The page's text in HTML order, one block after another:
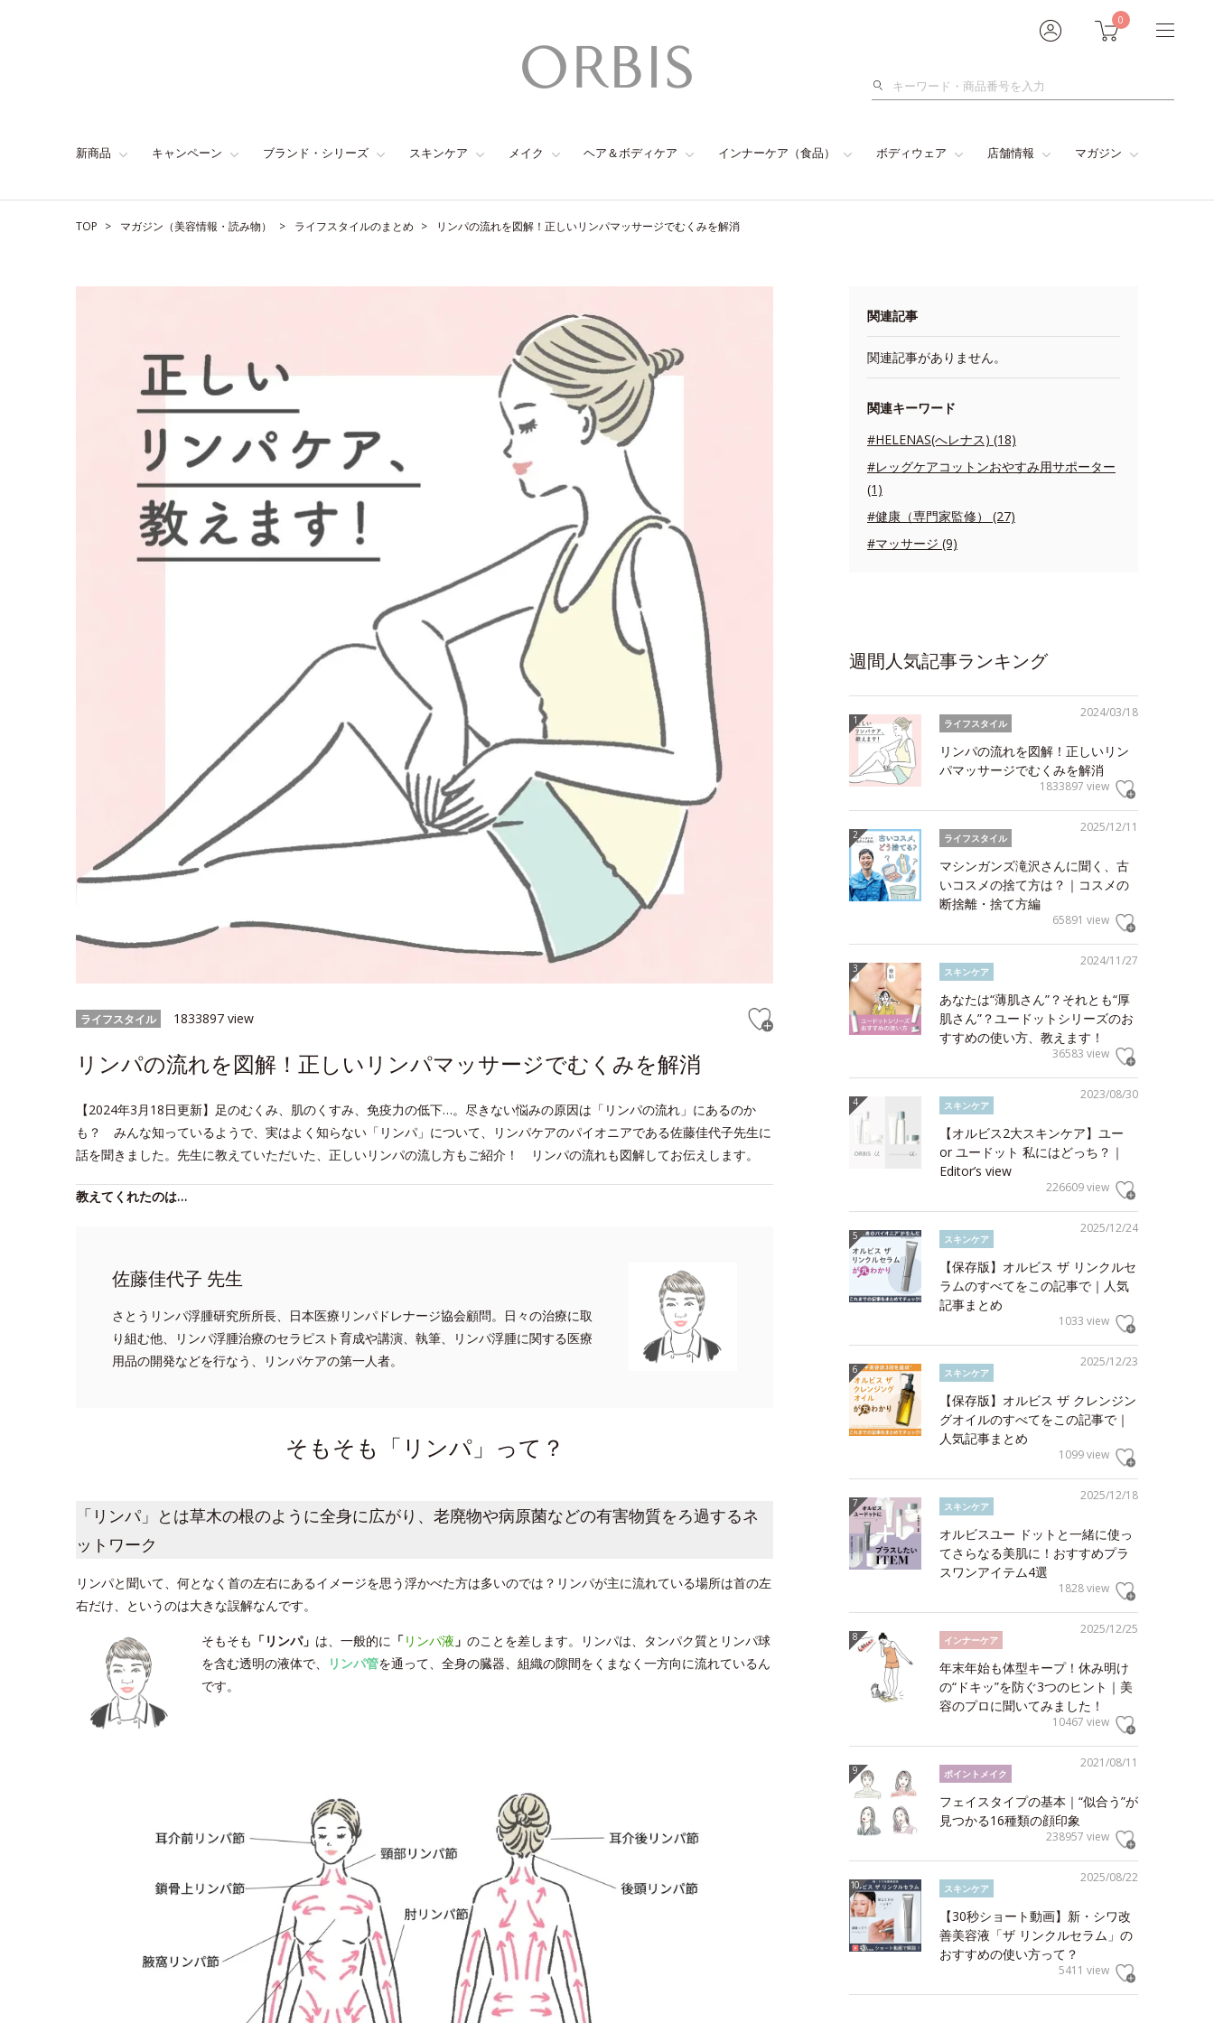
0
検
新商品 キャンペーン ブランド・シリーズ スキンケア メイク ヘア＆ボディケア インナーケア（食品） ボディウェア 店舗情報 マガジン
TOP マガジン（美容情報・読み物） ライフスタイルのまとめ リンパの流れを図解！正しいリンパマッサージでむくみを解消
ライフスタイル 1833897 view
リンパの流れを図解！正しいリンパマッサージでむくみを解消
【2024年3月18日更新】足のむくみ、肌のくすみ、免疫力の低下…。尽きない悩みの原因は「リンパの流れ」にあるのか
も？ みんな知っているようで、実はよく知らない「リンパ」について、リンパケアのパイオニアである佐藤佳代子先生に
話を聞きました。先生に教えていただいた、正しいリンパの流し方もご紹介！ リンパの流れも図解してお伝えします。
教えてくれたのは…
佐藤佳代子 先生
さとうリンパ浮腫研究所所長、日本医療リンパドレナージ協会顧問。日々の治療に取
り組む他、リンパ浮腫治療のセラピスト育成や講演、執筆、リンパ浮腫に関する医療
用品の開発などを行なう、リンパケアの第一人者。
そもそも「リンパ」って？
「リンパ」とは草木の根のように全身に広がり、老廃物や病原菌などの有害物質をろ過するネ
ットワーク
リンパと聞いて、何となく首の左右にあるイメージを思う浮かべた方は多いのでは？リンパが主に流れている場所は首の左
右だけ、というのは大きな誤解なんです。
そもそも 「リンパ」 は、一般的に 「リンパ液 」 のことを差します。リンパは、タンパク質とリンパ球
を含む透明の液体で、
リンパ管を通って、全身の臓器、組織の隙間をくまなく一方向に流れているん
です。
関連記事
関連記事がありません。
関連キーワード
#HELENAS(へレナス) (18)
#レッグケアコットンおやすみ用サポーター
(1)
#健康（専門家監修） (27)
#マッサージ (9)
週間人気記事ランキング
2024/03/18
ライフスタイル
リンパの流れを図解！正しいリン
パマッサージでむくみを解消
1833897 view
2025/12/11
ライフスタイル
マシンガンズ滝沢さんに聞く、古
いコスメの捨て方は？｜コスメの
断捨離・捨て方編
65891 view
2024/11/27
スキンケア
あなたは“薄肌さん”？それとも“厚
肌さん”？ユードットシリーズのお
すすめの使い方、教えます！
36583 view
2023/08/30
スキンケア
【オルビス2大スキンケア】ユー
or ユードット 私にはどっち？｜
Editor’s view
226609 view
2025/12/24
スキンケア
【保存版】オルビス ザ リンクルセ
ラムのすべてをこの記事で｜人気
記事まとめ
1033 view
2025/12/23
スキンケア
【保存版】オルビス ザ クレンジン
グオイルのすべてをこの記事で｜
人気記事まとめ
1099 view
2025/12/18
スキンケア
オルビスユー ドットと一緒に使っ
てさらなる美肌に！おすすめプラ
スワンアイテム4選
1828 view
2025/12/25
インナーケア
年末年始も体型キープ！休み明け
の“ドキッ”を防ぐ3つのヒント｜美
容のプロに聞いてみました！
10467 view
2021/08/11
ポイントメイク
フェイスタイプの基本｜“似合う”が
見つかる16種類の顔印象
238957 view
2025/08/22
スキンケア
【30秒ショート動画】新・シワ改
善美容液「ザ リンクルセラム」の
おすすめの使い方って？
5411 view